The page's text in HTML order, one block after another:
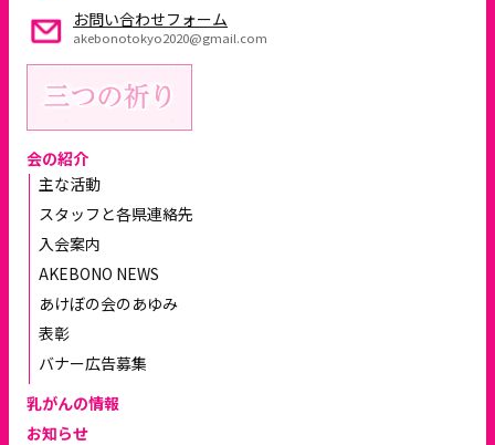
お問い合わせフォーム
akebonotokyo2020@gmail.com
会の紹介
主な活動
スタッフと各県連絡先
入会案内
AKEBONO NEWS
あけぼの会のあゆみ
表彰
バナー広告募集
乳がんの情報
お知らせ